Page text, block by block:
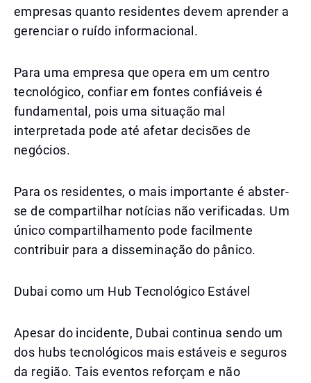
empresas quanto residentes devem aprender a
gerenciar o ruído informacional.
Para uma empresa que opera em um centro
tecnológico, confiar em fontes confiáveis é
fundamental, pois uma situação mal
interpretada pode até afetar decisões de
negócios.
Para os residentes, o mais importante é abster-
se de compartilhar notícias não verificadas. Um
único compartilhamento pode facilmente
contribuir para a disseminação do pânico.
Dubai como um Hub Tecnológico Estável
Apesar do incidente, Dubai continua sendo um
dos hubs tecnológicos mais estáveis e seguros
da região. Tais eventos reforçam e não